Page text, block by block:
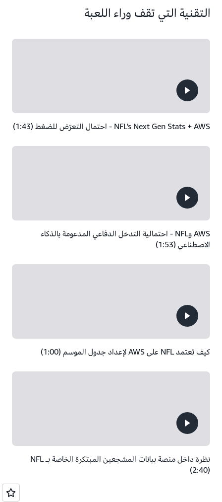
التقنية التي تقف وراء اللعبة
AWS‏ + NFL's Next Gen Stats - احتمال التعرّض للضغط (1:43)
AWS وNFL - احتمالية التدخل الدفاعي المدعومة بالذكاء
الاصطناعي (1:53)
كيف تعتمد NFL على AWS لإعداد جدول الموسم (1:00)
(2:40)